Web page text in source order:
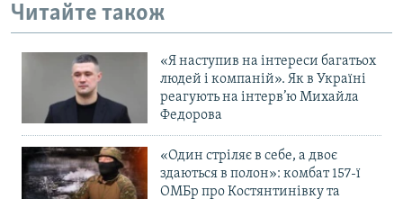
Читайте також
«Я наступив на інтереси багатьох
людей і компаній». Як в Україні
реагують на інтерв’ю Михайла
Федорова
«Один стріляє в себе, а двоє
здаються в полон»: комбат 157-ї
ОМБр про Костянтинівку та